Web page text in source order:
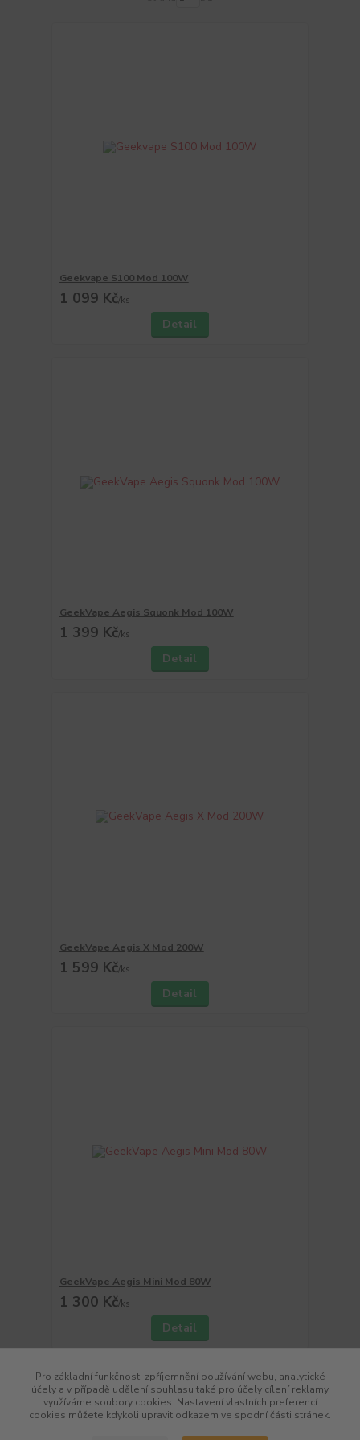
Geekvape S100 Mod 100W
1 099 Kč/ks
Detail
GeekVape Aegis Squonk Mod 100W
1 399 Kč/ks
Detail
GeekVape Aegis X Mod 200W
1 599 Kč/ks
Detail
GeekVape Aegis Mini Mod 80W
1 300 Kč/ks
Detail
strana z 1
Pro základní funkčnost, zpříjemnění používání webu, analytické
účely a v případě udělení souhlasu také pro účely cílení reklamy
využíváme soubory cookies. Nastavení vlastních preferencí
cookies můžete kdykoli upravit odkazem ve spodní části stránek.